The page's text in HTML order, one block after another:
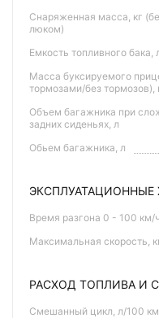
Снаряженная масса, кг
люком)
Емкость топливного бака,
Масса буксируемого
тормозами/без тормозов),
Объем багажника при
задних сиденьях, л
Обьем багажника, л
ЭКСПЛУАТАЦИОННЫЕ
Время разгона 0 - 100 км/
Максимальная скорость,
РАСХОД ТОПЛИВА И
Смешанный цикл, л/100 км